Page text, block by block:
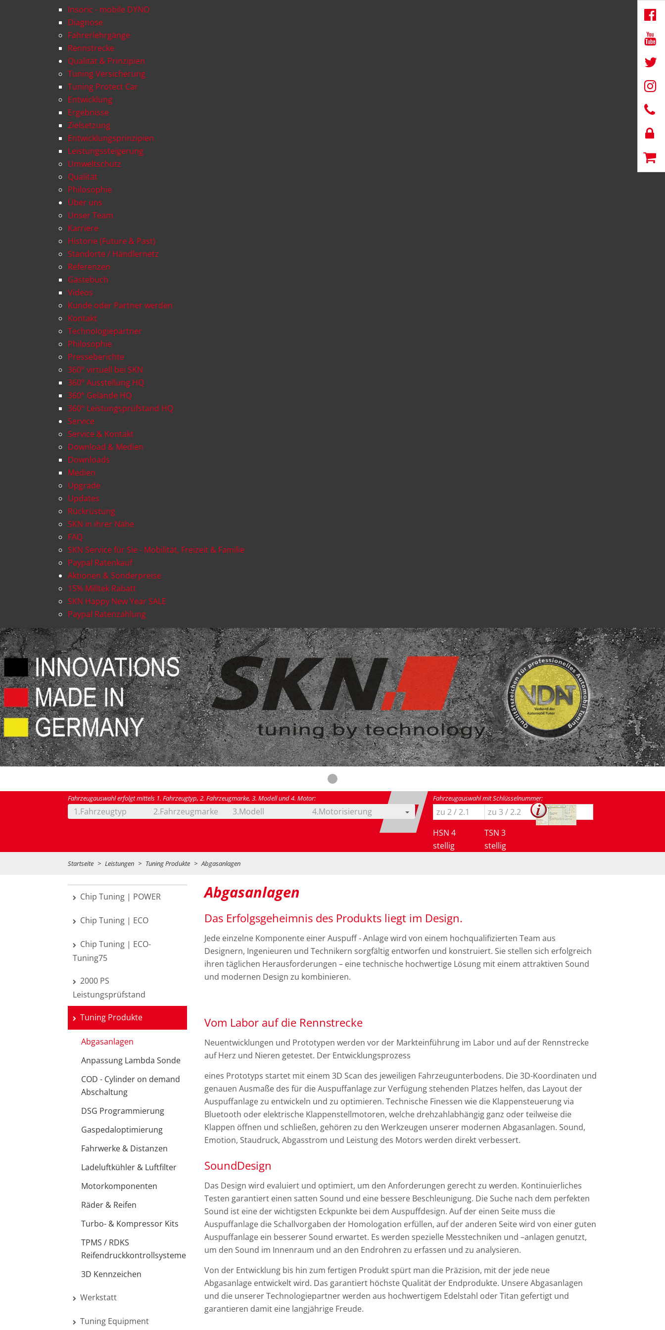
Insoric - mobile DYNO
Diagnose
Fahrerlehrgänge
Rennstrecke
Qualität & Prinzipien
Tuning Versicherung
Tuning Protect Car
Entwicklung
Ergebnisse
Zielsetzung
Entwicklungsprinzipien
Leistungssteigerung
Umweltschutz
Qualität
Philosophie
Über uns
Unser Team
Karriere
Historie (Future & Past)
Standorte / Händlernetz
Referenzen
Gästebuch
Videos
Kunde oder Partner werden
Kontakt
Technologiepartner
Philosophie
Presseberichte
360° virtuell bei SKN
360° Ausstellung HQ
360° Gelände HQ
360° Leistungsprüfstand HQ
Service
Service & Kontakt
Download & Medien
Downloads
Medien
Upgrade
Updates
Rückrüstung
SKN in ihrer Nähe
FAQ
SKN Service für Sie - Mobilität, Freizeit & Familie
Paypal Ratenkauf
Aktionen & Sonderpreise
15% Milltek Rabatt
SKN Happy New Year SALE
Paypal Ratenzahlung
Fahrzeugauswahl erfolgt mittels 1. Fahrzeugtyp, 2. Fahrzeugmarke, 3. Modell und 4. Motor:
1.Fahrzeugtyp 2.Fahrzeugmarke 3.Modell 4.Motorisierung ODER
Fahrzeugauswahl mit Schlüsselnummer:
HSN 4
stellig
TSN 3
stellig
Startseite Leistungen Tuning Produkte Abgasanlagen
Abgasanlagen
Das Erfolgsgeheimnis des Produkts liegt im Design.
Jede einzelne Komponente einer Auspuff - Anlage wird von einem hochqualifizierten Team aus
Designern, Ingenieuren und Technikern sorgfältig entworfen und konstruiert. Sie stellen sich erfolgreich
ihren täglichen Herausforderungen – eine technische hochwertige Lösung mit einem attraktiven Sound
und modernen Design zu kombinieren.
Vom Labor auf die Rennstrecke
Neuentwicklungen und Prototypen werden vor der Markteinführung im Labor und auf der Rennstrecke
auf Herz und Nieren getestet. Der Entwicklungsprozess
eines Prototyps startet mit einem 3D Scan des jeweiligen Fahrzeugunterbodens. Die 3D-Koordinaten und
genauen Ausmaße des für die Auspuffanlage zur Verfügung stehenden Platzes helfen, das Layout der
Auspuffanlage zu entwickeln und zu optimieren. Technische Finessen wie die Klappensteuerung via
Bluetooth oder elektrische Klappenstellmotoren, welche drehzahlabhängig ganz oder teilweise die
Klappen öffnen und schließen, gehören zu den Werkzeugen unserer modernen Abgasanlagen. Sound,
Emotion, Staudruck, Abgasstrom und Leistung des Motors werden direkt verbessert.
SoundDesign
Das Design wird evaluiert und optimiert, um den Anforderungen gerecht zu werden. Kontinuierliches
Testen garantiert einen satten Sound und eine bessere Beschleunigung. Die Suche nach dem perfekten
Sound ist eine der wichtigsten Eckpunkte bei dem Auspuffdesign. Auf der einen Seite muss die
Auspuffanlage die Schallvorgaben der Homologation erfüllen, auf der anderen Seite wird von einer guten
Auspuffanlage ein besserer Sound erwartet. Es werden spezielle Messtechniken und –anlagen genutzt,
um den Sound im Innenraum und an den Endrohren zu erfassen und zu analysieren.
Von der Entwicklung bis hin zum fertigen Produkt spürt man die Präzision, mit der jede neue
Abgasanlage entwickelt wird. Das garantiert höchste Qualität der Endprodukte. Unsere Abgasanlagen
und die unserer Technologiepartner werden aus hochwertigem Edelstahl oder Titan gefertigt und
garantieren damit eine langjährige Freude.
Chip Tuning | POWER
Chip Tuning | ECO
Chip Tuning | ECO-
Tuning75
2000 PS
Leistungsprüfstand
Tuning Produkte
Abgasanlagen
Anpassung Lambda Sonde
COD - Cylinder on demand
Abschaltung
DSG Programmierung
Gaspedaloptimierung
Fahrwerke & Distanzen
Ladeluftkühler & Luftfilter
Motorkomponenten
Räder & Reifen
Turbo- & Kompressor Kits
TPMS / RDKS
Reifendruckkontrollsysteme
3D Kennzeichen
Werkstatt
Tuning Equipment